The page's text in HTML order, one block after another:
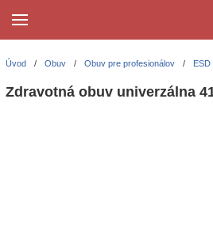
Úvod / Obuv / Obuv pre profesionálov /
Zdravotná obuv univerzálna